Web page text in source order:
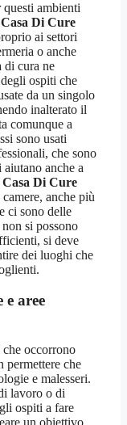
ambienti
Di Cure
ai settori
o anche
di cura ne
ospiti che
da un singolo
inalterato il
comunque a
sono usati
che sono
anche a
Di Cure
anche più
ci sono delle
si possono
si deve
dei luoghi che
e aree
occorrono
permettere che
e malesseri.
lavoro o di
ospiti a fare